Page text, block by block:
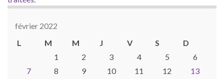
février 2022
L
M M J V S
D
1
2 3 4 5
6
7
8 9 10 11 12
13